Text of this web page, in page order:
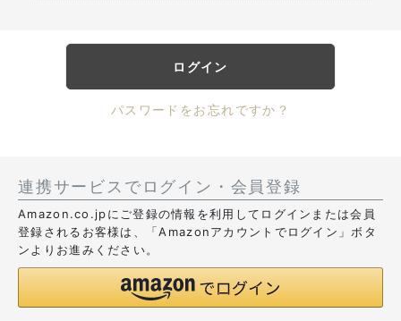
ログイン
パスワードをお忘れですか？
連携サービスでログイン・会員登録
Amazon.co.jpにご登録の情報を利用してログインまたは会員
登録されるお客様は、「Amazonアカウントでログイン」ボタ
ンよりお進みください。